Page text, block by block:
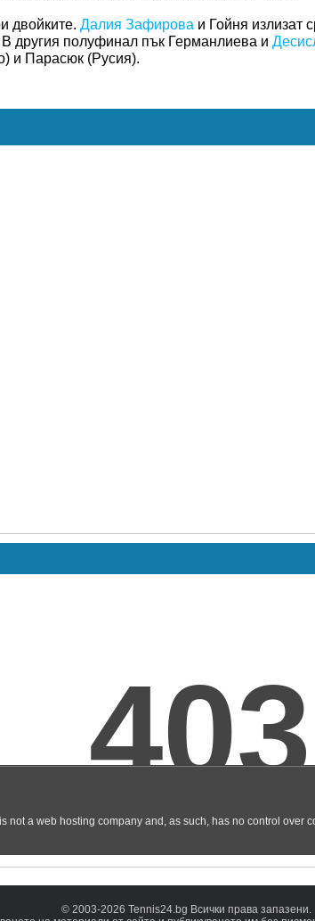
двойките. Далия Зафирова и Гойня излизат
другия полуфинал пък Германлиева и
и Парасюк (Русия).
© 2003-2026 Tennis24.bg Всички права запазени.